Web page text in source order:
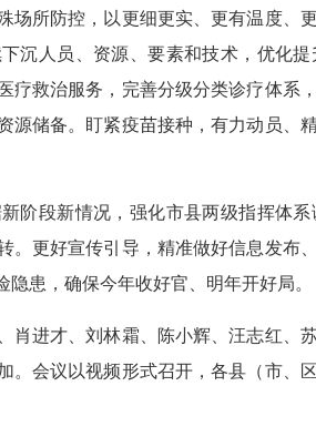
场所防控，以更细更实、更有温度、
沉人员、资源、要素和技术，优化
疗救治服务，完善分级分类诊疗体系
源储备。盯紧疫苗接种，有力动员、
段新情况，强化市县两级指挥体系
。更好宣传引导，精准做好信息发布
患，确保今年收好官、明年开好局。
进才、刘林霜、陈小辉、汪志红、
。会议以视频形式召开，各县（市、